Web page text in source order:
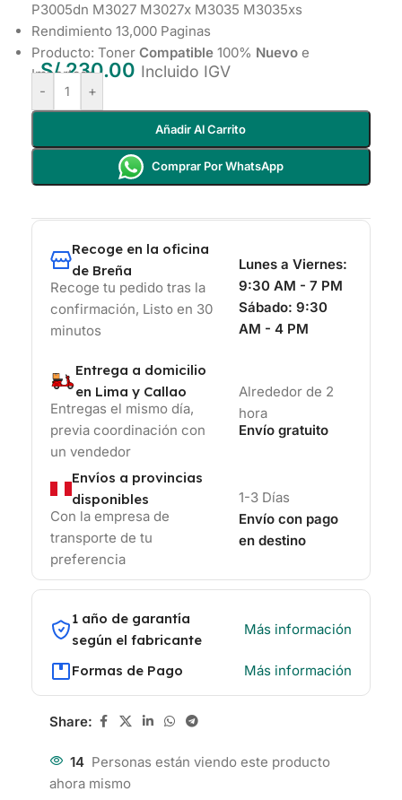
P3005dn M3027 M3027x M3035 M3035xs
Rendimiento 13,000 Paginas
Producto: Toner Compatible 100% Nuevo e
Importado
S/230.00 Incluido IGV
- +
Añadir Al Carrito
Comprar Por WhatsApp
Recoge en la oficina
de Breña
Recoge tu pedido tras la
confirmación, Listo en 30
minutos
Lunes a Viernes:
9:30 AM - 7 PM
Sábado: 9:30
AM - 4 PM
Entrega a domicilio
en Lima y Callao
Entregas el mismo día,
previa coordinación con
un vendedor
Alrededor de 2
hora
Envío gratuito
Envíos a provincias
disponibles
Con la empresa de
transporte de tu
preferencia
1-3 Días
Envío con pago
en destino
1 año de garantía
según el fabricante
Más información
Formas de Pago Más información
Share:
14 Personas están viendo este producto
ahora mismo